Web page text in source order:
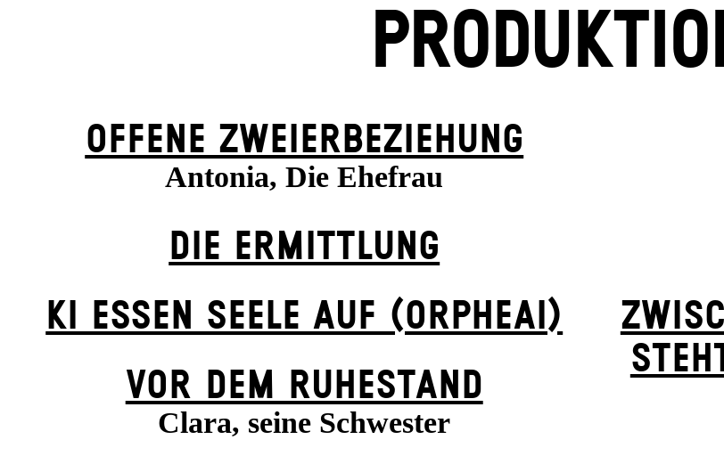
OFFENE ZWEIER­BEZIEHUNG
Antonia, Die Ehefrau
DIE ERMITTLUNG
KI ESSEN SEELE AUF (ORPHEAI)
VOR DEM RUHESTAND
Clara, seine Schwester